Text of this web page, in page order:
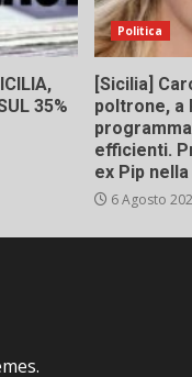
35%
Politica
[Sicilia]
poltrone, a
efficienti.
ex Pip
6 Agosto